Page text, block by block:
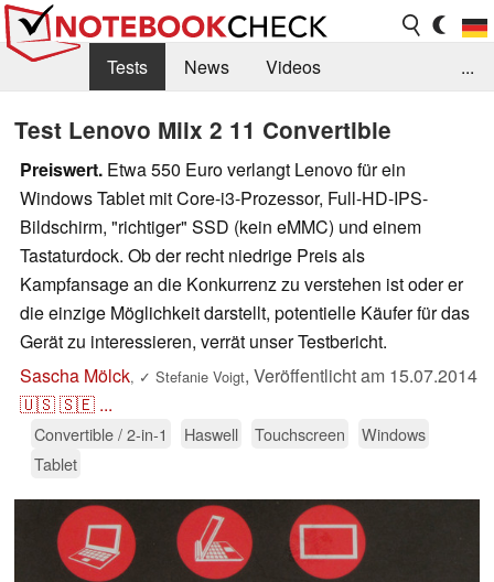
Tests News
Videos
Kaufberatung
Deals Suche
Jobs
Forum
...
Test Lenovo Miix 2 11 Convertible
Preiswert. Etwa 550 Euro verlangt Lenovo für ein
Windows Tablet mit Core-i3-Prozessor, Full-HD-IPS-
Bildschirm, "richtiger" SSD (kein eMMC) und einem
Tastaturdock. Ob der recht niedrige Preis als
Kampfansage an die Konkurrenz zu verstehen ist oder er
die einzige Möglichkeit darstellt, potentielle Käufer für das
Gerät zu interessieren, verrät unser Testbericht.
Sascha Mölck, ✓ Stefanie Voigt, Veröffentlicht am 15.07.2014
🇺🇸🇸🇪 ...
Convertible / 2-in-1 Haswell Touchscreen
Windows
Tablet